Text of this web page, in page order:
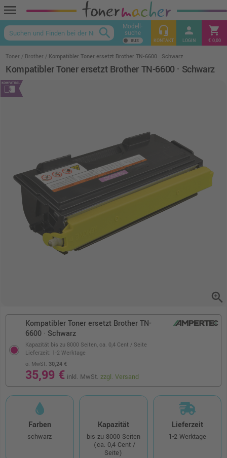
menu
keyboard_arrow_up
search Modell-
suche headset_mic
KONTAKT
person
LOGIN
shopping_cart
€ 0,00
Toner Brother Kompatibler Toner ersetzt Brother TN-6600 · Schwarz
Kompatibler Toner ersetzt Brother TN-6600 · Schwarz
zoom_in
Kompatibler Toner ersetzt Brother TN-
6600 · Schwarz
Kapazität bis zu 8000 Seiten, ca. 0,4 Cent / Seite
o. MwSt. 30,24 €
35,99 € inkl. MwSt.zzgl. Versand
Lieferzeit: 1-2 Werktage
Farben
schwarz
Kapazität
bis zu 8000 Seiten
(ca. 0,4 Cent /
Seite)
Lieferzeit
1-2 Werktage